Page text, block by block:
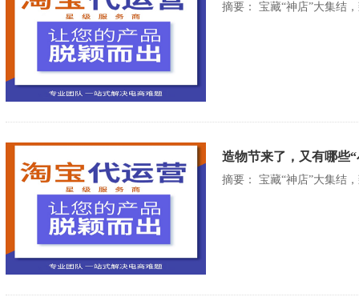
摘要： 宝藏“神店”大集结
造物节来了，又有哪些
摘要： 宝藏“神店”大集结